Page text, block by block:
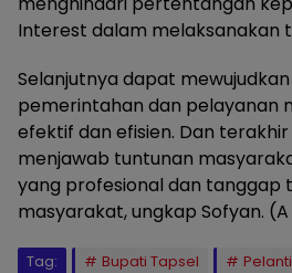
Interest dalam melaksanakan
Selanjutnya dapat
pemerintahan dan pelayanan
efektif dan efisien. Dan
menjawab tuntunan
yang profesional dan tanggap
masyarakat, ungkap Sofyan.
Tag: Bupati Tapsel